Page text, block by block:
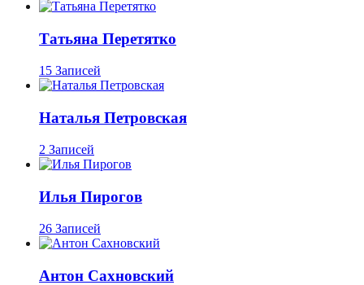
Татьяна Перетятко
15 Записей
Наталья Петровская
2 Записей
Илья Пирогов
26 Записей
Антон Сахновский